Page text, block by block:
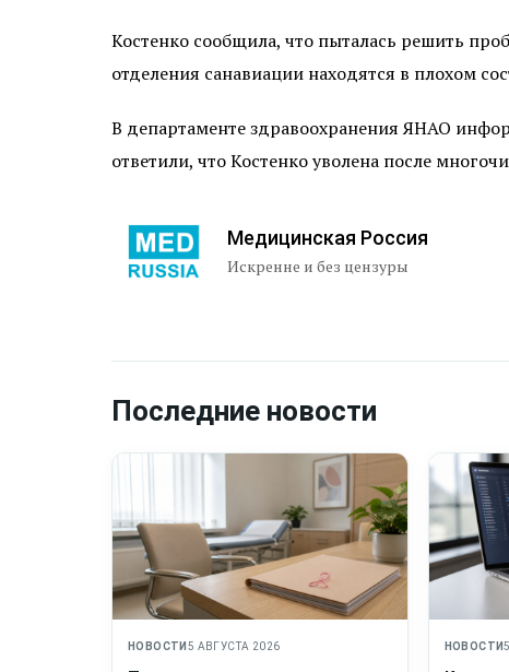
Костенко сообщила, что пыталась решить
отделения санавиации находятся в плохом
В департаменте здравоохранения ЯНАО
ответили, что Костенко уволена после
Медицинская Россия
Искренне и без цензуры
Последние новости
НОВОСТИ 5 АВГУСТА 2026 НОВОСТИ